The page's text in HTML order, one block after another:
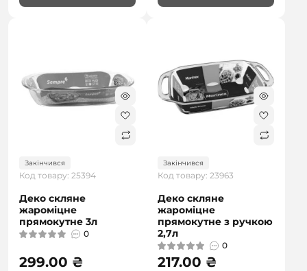
Закінчився
Код товару: 25394
Деко скляне
жароміцне
прямокутне 3л
0
299.00 ₴
Закінчився
Код товару: 23963
Деко скляне
жароміцне
прямокутне з ручкою
2,7л
0
217.00 ₴